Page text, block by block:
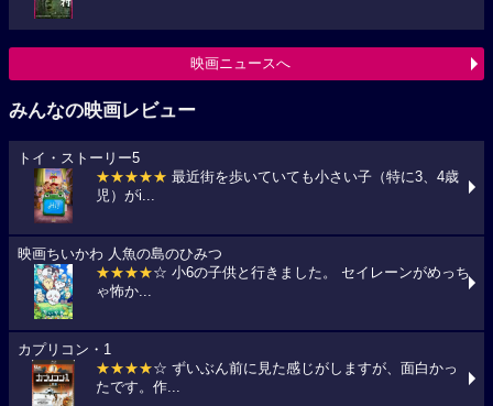
映画ニュースへ
みんなの映画レビュー
トイ・ストーリー5
★★★★★ 最近街を歩いていても小さい子（特に3、4歳
児）がi...
映画ちいかわ 人魚の島のひみつ
★★★★☆ 小6の子供と行きました。 セイレーンがめっち
ゃ怖か...
カプリコン・1
★★★★☆ ずいぶん前に見た感じがしますが、面白かっ
たです。作...